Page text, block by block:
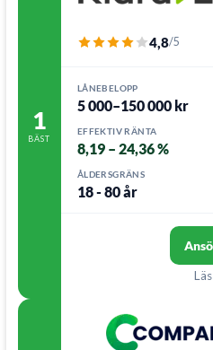
1
BÄST
4,8/5
LÅNEBELOPP
5 000–150 000 kr
EFFEKTIV RÄNTA
8,19 – 24,36 %
ÅLDERSGRÄNS
18 - 80 år